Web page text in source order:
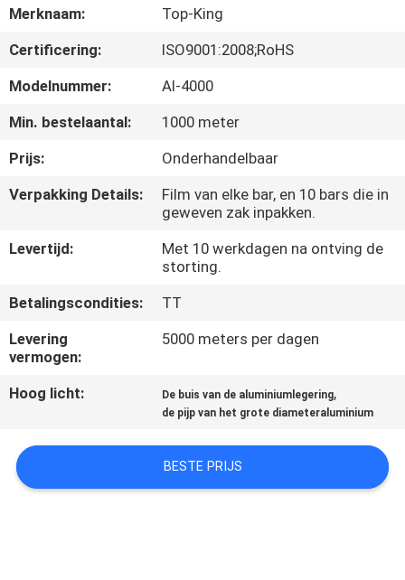
FABRIEKSTOCHT
KWALITEITSCONTROLE
NEEM
CONTACT
MET
OP
VRAAG
EEN
OFFERTE
PRIVACYBELEID
Merknaam:
Top-King
Certificering:
ISO9001:2008;RoHS
Modelnummer:
Al-4000
Min. bestelaantal:
1000 meter
Prijs:
Onderhandelbaar
Verpakking Details:
Film van elke bar, en 10 bars die in
geweven zak inpakken.
Levertijd:
Met 10 werkdagen na ontving de
storting.
Betalingscondities:
TT
Levering
vermogen:
5000 meters per dagen
Hoog licht: De buis van de aluminiumlegering,
de pijp van het grote diameteraluminium
BESTE PRIJS